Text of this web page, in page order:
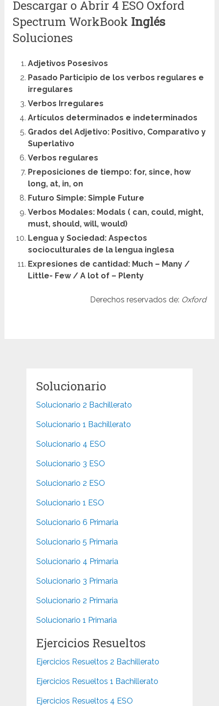
Descargar o Abrir 4 ESO Oxford
Spectrum WorkBook Inglés
Soluciones
Adjetivos Posesivos
Pasado Participio de los verbos regulares e
irregulares
Verbos Irregulares
Artículos determinados e indeterminados
Grados del Adjetivo: Positivo, Comparativo y
Superlativo
Verbos regulares
Preposiciones de tiempo: for, since, how
long, at, in, on
Futuro Simple: Simple Future
Verbos Modales: Modals ( can, could, might,
must, should, will, would)
Lengua y Sociedad: Aspectos
socioculturales de la lengua inglesa
Expresiones de cantidad: Much – Many /
Little- Few / A lot of – Plenty
Derechos reservados de: Oxford
Solucionario
Solucionario 2 Bachillerato
Solucionario 1 Bachillerato
Solucionario 4 ESO
Solucionario 3 ESO
Solucionario 2 ESO
Solucionario 1 ESO
Solucionario 6 Primaria
Solucionario 5 Primaria
Solucionario 4 Primaria
Solucionario 3 Primaria
Solucionario 2 Primaria
Solucionario 1 Primaria
Ejercicios Resueltos
Ejercicios Resueltos 2 Bachillerato
Ejercicios Resueltos 1 Bachillerato
Ejercicios Resueltos 4 ESO